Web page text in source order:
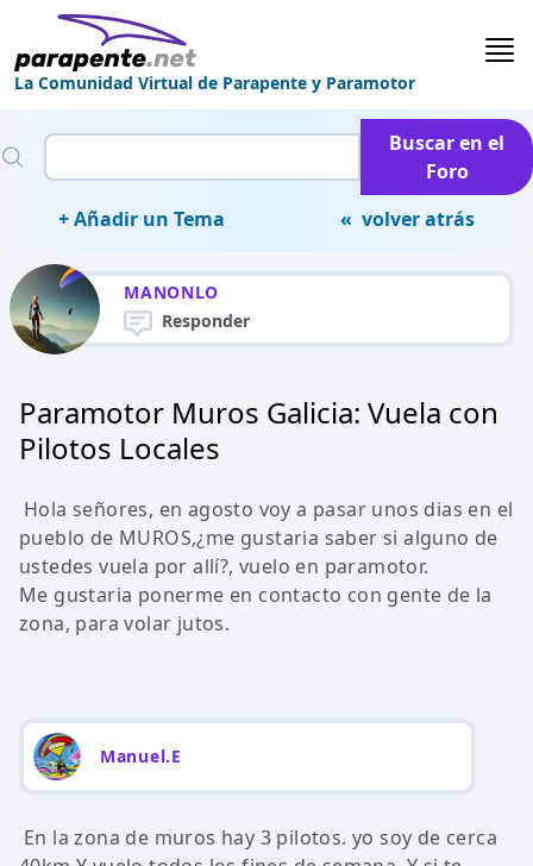
La Comunidad Virtual de Parapente y Paramotor
Buscar en el
Foro
+ Añadir un Tema
« volver atrás
MANONLO
Responder
Paramotor Muros Galicia: Vuela con
Pilotos Locales
Hola señores, en agosto voy a pasar unos dias en el
pueblo de MUROS,¿me gustaria saber si alguno de
ustedes vuela por allí?, vuelo en paramotor.
Me gustaria ponerme en contacto con gente de la
zona, para volar jutos.
Manuel.E
En la zona de muros hay 3 pilotos. yo soy de cerca